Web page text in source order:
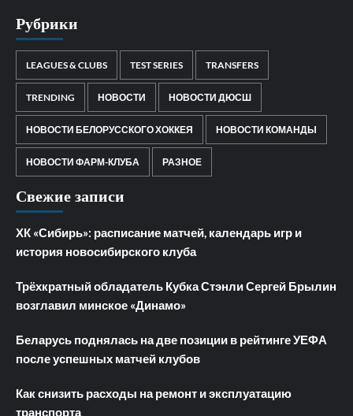
Рубрики
LEAGUES & CLUBS TEST SERIES TRANSFERS
TRENDING НОВОСТИ НОВОСТИ ДЮСШ
НОВОСТИ БЕЛОРУССКОГО ХОККЕЯ НОВОСТИ КОМАНДЫ
НОВОСТИ ФАРМ-КЛУБА РАЗНОЕ
Свежие записи
ХК «Сибирь»: расписание матчей, календарь игр и
история новосибирского клуба
Трёхкратный обладатель Кубка Стэнли Сергей Брылин
возглавил минское «Динамо»
Беларусь поднялась на две позиции в рейтинге УЕФА
после успешных матчей клубов
Как снизить расходы на ремонт и эксплуатацию
транспорта